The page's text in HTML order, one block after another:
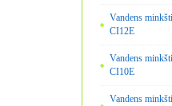
Vandens
CI12E
Vandens
CI10E
Vandens